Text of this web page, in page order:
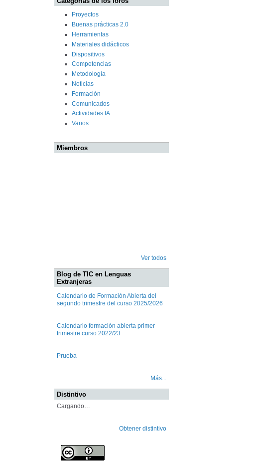
Proyectos
Buenas prácticas 2.0
Herramientas
Materiales didácticos
Dispositivos
Competencias
Metodología
Noticias
Formación
Comunicados
Actividades IA
Varios
Miembros
Ver todos
Blog de TIC en Lenguas
Extranjeras
Calendario de Formación Abierta del
segundo trimestre del curso 2025/2026
Calendario formación abierta primer
trimestre curso 2022/23
Prueba
Más...
Distintivo
Cargando…
Obtener distintivo